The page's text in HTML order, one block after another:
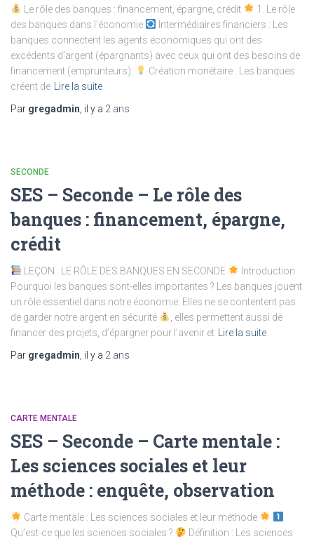
Le rôle des banques : financement, épargne, crédit
1. Le rôle
des banques dans l’économie
Intermédiaires financiers : Les
banques connectent les agents économiques qui ont des
excédents d’argent (épargnants) avec ceux qui ont des besoins de
financement (emprunteurs).
Création monétaire : Les banques
créent de
Lire la suite
Par gregadmin , il y a 2 ans
SECONDE
SES – Seconde – Le rôle des
banques : financement, épargne,
crédit
LEÇON : LE RÔLE DES BANQUES EN SECONDE
Introduction :
Pourquoi les banques sont-elles importantes ? Les banques jouent
un rôle essentiel dans notre économie. Elles ne se contentent pas
de garder notre argent en sécurité
, elles permettent aussi de
financer des projets, d’épargner pour l’avenir et
Lire la suite
Par gregadmin , il y a 2 ans
CARTE MENTALE
SES – Seconde – Carte mentale :
Les sciences sociales et leur
méthode : enquête, observation
Carte mentale : Les sciences sociales et leur méthode
Qu’est-ce que les sciences sociales ?
Définition : Les sciences